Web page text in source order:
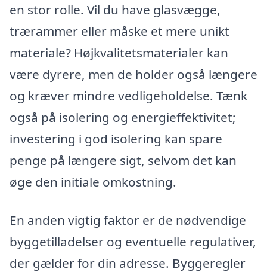
en stor rolle. Vil du have glasvægge,
trærammer eller måske et mere unikt
materiale? Højkvalitetsmaterialer kan
være dyrere, men de holder også længere
og kræver mindre vedligeholdelse. Tænk
også på isolering og energieffektivitet;
investering i god isolering kan spare
penge på længere sigt, selvom det kan
øge den initiale omkostning.
En anden vigtig faktor er de nødvendige
byggetilladelser og eventuelle regulativer,
der gælder for din adresse. Byggeregler